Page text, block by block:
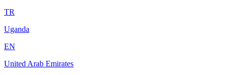
TR
Uganda
EN
United Arab Emirates